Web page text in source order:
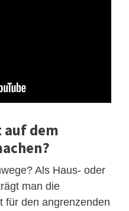
auf dem
Als Haus- oder
man die
für den angrenzenden